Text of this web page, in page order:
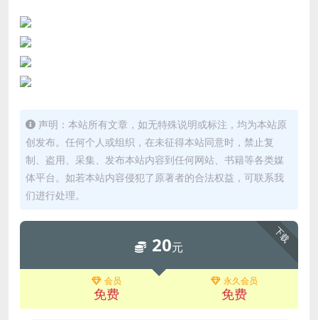
声明：本站所有文章，如无特殊说明或标注，均为本站原
创发布。任何个人或组织，在未征得本站同意时，禁止复
制、盗用、采集、发布本站内容到任何网站、书籍等各类媒
体平台。如若本站内容侵犯了原著者的合法权益，可联系我
们进行处理。
下载
20元
会员
免费
永久会员
免费